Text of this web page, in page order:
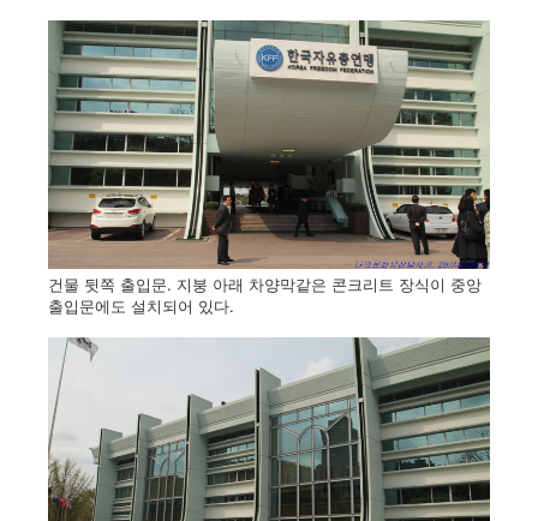
건물 뒷쪽 출입문. 지붕 아래 차양막같은 콘크리트 장식이 중앙
출입문에도 설치되어 있다.